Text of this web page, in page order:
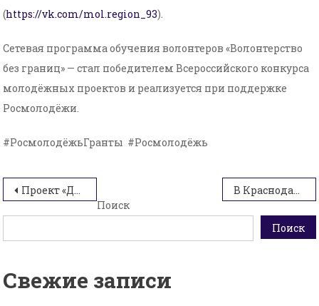
(https://vk.com/mol.region_93).
Сетевая программа обучения волонтеров «Волонтерство
без границ» — стал победителем Всероссийского конкурса
молодёжных проектов и реализуется при поддержке
Росмолодёжи.
#РосмолодёжьГранты #Росмолодёжь
Навигация
по
записям
Проект «Добро в крае» на II Слете Движения Первых
В Краснодарском крае стартовал набор волонтеров Всероссийского голосования за объекты благоустройства
Поиск
Поиск
Свежие записи